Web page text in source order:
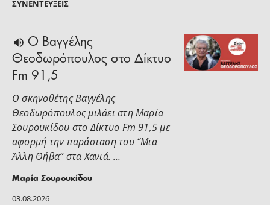
ΣΥΝΕΝΤΕΎΞΕΙΣ
03.08.2026
Ο Βαγγέλης
Θεοδωρόπουλος στο Δίκτυο
Fm 91,5
Ο σκηνοθέτης Βαγγέλης
Θεοδωρόπουλος μιλάει στη Μαρία
Σουρουκίδου στο Δίκτυο Fm 91,5 με
αφορμή την παράσταση του “Μια
Άλλη Θήβα” στα Χανιά. …
Μαρία Σουρουκίδου